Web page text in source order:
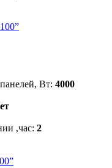
Вт: 4000
,час: 2